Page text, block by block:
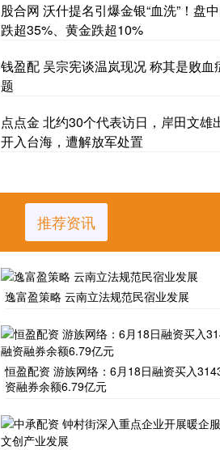
股合网 沃什提名引爆金银“血洗”！盘
跌超35%、黄金跌超10%
钱盈配 吴宗宪谈温岚现况 称其是败血
题
点点金 北约30个代表访日，岸田文雄
开入台海，遭解放军处置
推荐资讯
逸富盈策略 云南立法规范民宿业发展
恒盈配资 游族网络：6月18日融资买入
资融券余额6.79亿元